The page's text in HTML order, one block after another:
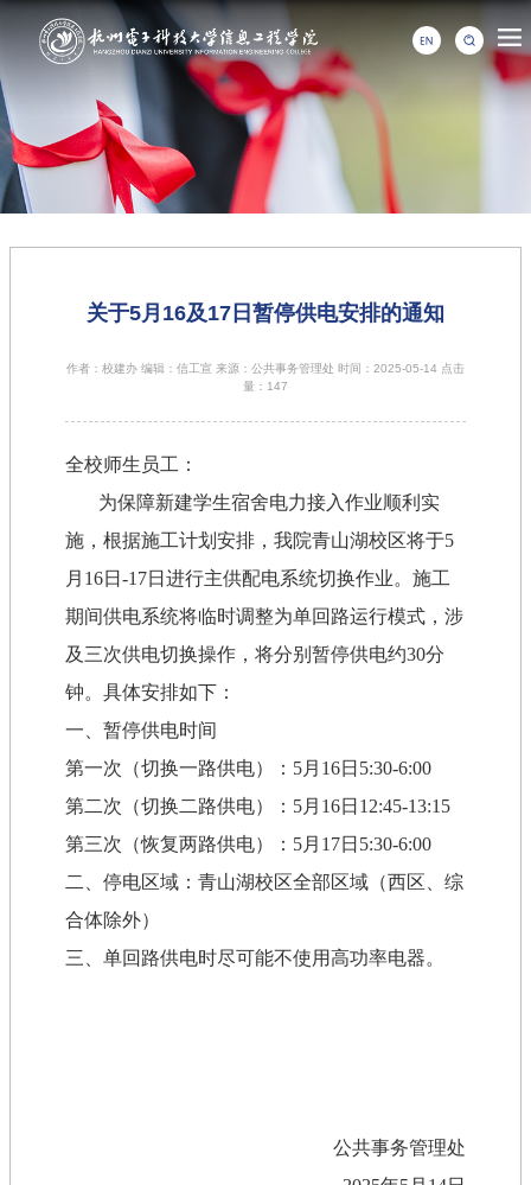
关于5月16及17日暂停供电安排的通知
作者：校建办 编辑：信工宣 来源：公共事务管理处 时间：2025-05-14 点击
量： 147
全校师生员工：
为保障新建学生宿舍电力接入作业顺利实
施，根据施工计划安排，我院青山湖校区将于5
月 16日 -17日进行主供配电系统切换作业。施工
期间供电系统将临时调整为单回路运行模式，涉
及三次供电切换操作，将分别暂停供电约30分
钟。具体安排如下：
一、暂停供电时间
第一次（切换一路供电）： 5月 16日 5:30-6:00
第二次（切换二路供电）： 5月 16日 12:45-13:15
第三次（恢复两路供电）： 5月 17日 5:30-6:00
二、停电区域：青山湖校区全部区域（西区、综
合体除外）
三、单回路供电时尽可能不使用高功率电器。
公共事务管理处